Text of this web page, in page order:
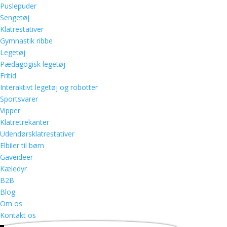
Puslepuder
Sengetøj
Klatrestativer
Gymnastik ribbe
Legetøj
Pædagogisk legetøj
Fritid
Interaktivt legetøj og robotter
Sportsvarer
Vipper
Klatretrekanter
Udendørsklatrestativer
Elbiler til børn
Gaveideer
Kæledyr
B2B
Blog
Om os
Kontakt os